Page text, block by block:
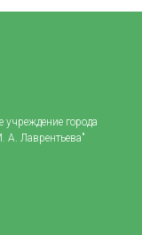
города
Лаврентьева"